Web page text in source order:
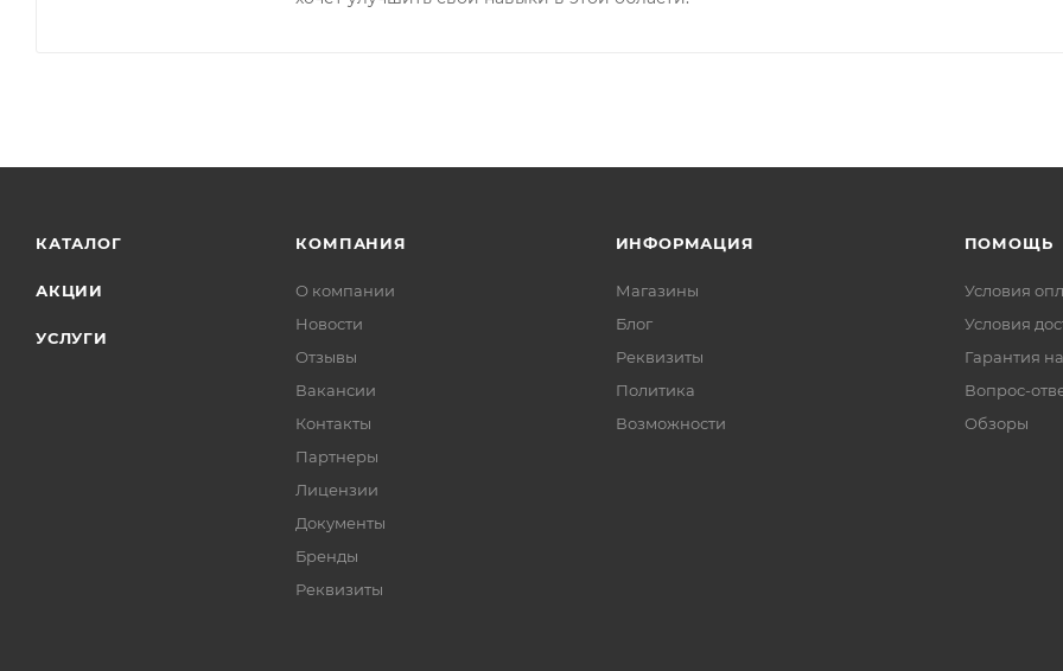
КАТАЛОГ
АКЦИИ
УСЛУГИ
КОМПАНИЯ
О компании
Новости
Отзывы
Вакансии
Контакты
Партнеры
Лицензии
Документы
Бренды
Реквизиты
ИНФОРМАЦИЯ
Магазины
Блог
Реквизиты
Политика
Возможности
ПОМОЩЬ
Условия
Условия
Гарантия
Вопрос-
Обзоры